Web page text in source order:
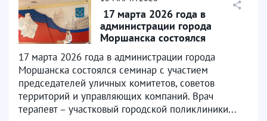
​ 17 марта 2026 года в
администрации города
Моршанска состоялся
17 марта 2026 года в администрации города
Моршанска состоялся семинар с участием
председателей уличных комитетов, советов
территорий и управляющих компаний. Врач
терапевт – участковый городской поликлиники...